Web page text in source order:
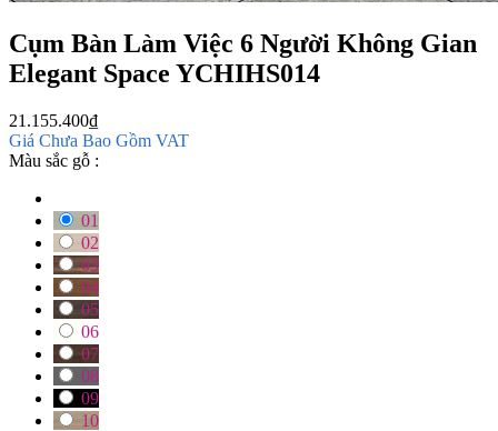
Cụm Bàn Làm Việc 6 Người Không Gian
Elegant Space YCHIHS014
21.155.400₫
Giá Chưa Bao Gồm VAT
Màu sắc gỗ :
01
02
03
04
05
06
07
08
09
10